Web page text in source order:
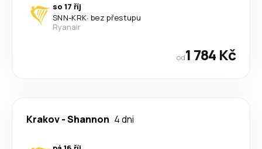
so 17 říj
SNN-KRK· bez přestupu
Ryanair
od1 784 Kč
Krakov-Shannon 4 dni